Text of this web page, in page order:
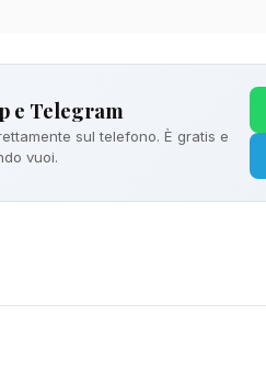
e Telegram
sul telefono. È gratis e
vuoi.